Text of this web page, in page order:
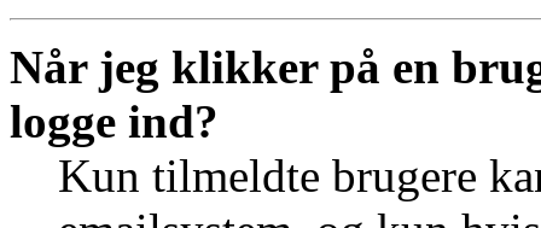
Når jeg klikker på en
logge ind?
Kun tilmeldte brugere